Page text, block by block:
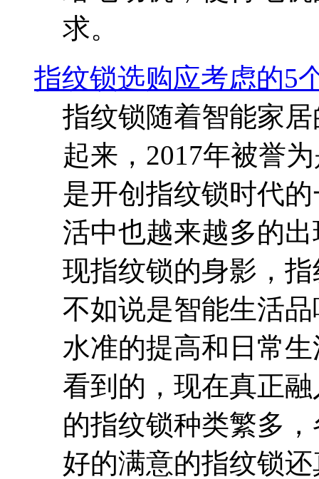
求。
指纹锁选购应考虑的5
指纹锁随着智能家
起来，2017年被誉
是开创指纹锁时代
活中也越来越多的
现指纹锁的身影，
不如说是智能生活
水准的提高和日常
看到的，现在真正
的指纹锁种类繁多
好的满意的指纹锁